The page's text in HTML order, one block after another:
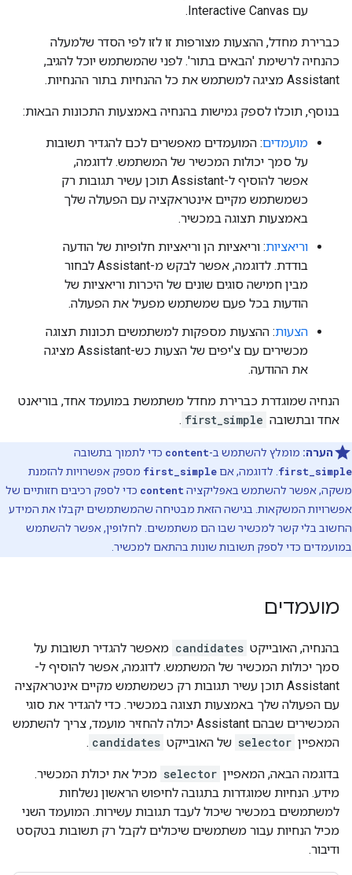
עם Interactive Canvas.
כברירת מחדל, ההצעות מצורפות זו לזו לפי הסדר שלמעלה
כהנחיה לרשימת 'הבאים בתור'. לפני שהמשתמש יוכל להגיב,
Assistant מציגה למשתמש את כל ההנחיות בתור ההנחיות.
בנוסף, תוכלו לספק גמישות בהנחיה באמצעות התכונות הבאות:
מועמדים: המועמדים מאפשרים לכם להגדיר תשובות
על סמך יכולות המכשיר של המשתמש. לדוגמה,
אפשר להוסיף ל-Assistant תוכן עשיר תגובות רק
כשמשתמש מקיים אינטראקציה עם הפעולה שלך
באמצעות תצוגה במכשיר.
וריאציות: וריאציות הן וריאציות חלופיות של הודעה
בודדת. לדוגמה, אפשר לבקש מ-Assistant לבחור
מבין חמישה סוגים שונים של היכרות וריאציות של
הודעות בכל פעם שמשתמש מפעיל את הפעולה.
הצעות: ההצעות מספקות למשתמשים תכונות תצוגה
מכשירים עם צ'יפים של הצעות כש-Assistant מציגה
את ההודעה.
הנחיה שמוגדרת כברירת מחדל משתמשת במועמד אחד, בוריאנט
אחד ובתשובה first_simple
.
הערה: מומלץ להשתמש ב-content כדי לתמוך בתשובה
first_simple . לדוגמה, אם first_simple מספק אפשרויות להזמנת
משקה, אפשר להשתמש באפליקציה content כדי לספק רכיבים חזותיים של
אפשרויות המשקאות. בגישה הזאת מבטיחה שהמשתמשים יקבלו את המידע
החשוב בלי קשר למכשיר שבו הם משתמשים. לחלופין, אפשר להשתמש
במועמדים כדי לספק תשובות שונות בהתאם למכשיר.
מועמדים
בהנחיה, האובייקט candidates מאפשר להגדיר תשובות על
סמך יכולות המכשיר של המשתמש. לדוגמה, אפשר להוסיף ל-
Assistant תוכן עשיר תגובות רק כשמשתמש מקיים אינטראקציה
עם הפעולה שלך באמצעות תצוגה במכשיר. כדי להגדיר את סוגי
המכשירים שבהם Assistant יכולה להחזיר מועמד, צריך להשתמש
המאפיין selector של האובייקט candidates
.
בדוגמה הבאה, המאפיין selector מכיל את יכולת המכשיר.
מידע. הנחיות שמוגדרות בתגובה לחיפוש הראשון נשלחות
למשתמשים במכשיר שיכול לעבד תגובות עשירות. המועמד השני
מכיל הנחיות עבור משתמשים שיכולים לקבל רק תשובות בטקסט
ודיבור.